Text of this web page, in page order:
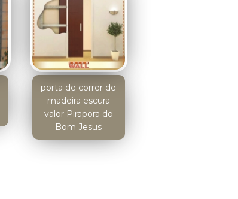
porta de correr de
madeira escura
valor Pirapora do
Bom Jesus